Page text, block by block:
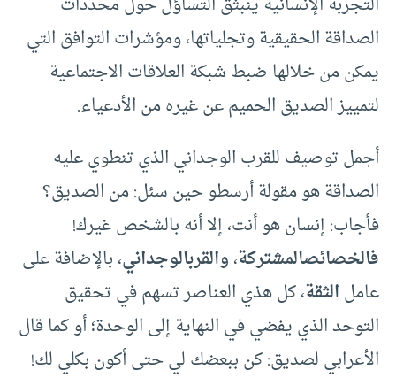
الصداقة الحقيقية وتجلياتها، ومؤشرات التوافق التي
يمكن من خلالها ضبط شبكة العلاقات الاجتماعية
لتمييز الصديق الحميم عن غيره من الأدعياء.
أجمل توصيف للقرب الوجداني الذي تنطوي عليه
الصداقة هو مقولة أرسطو حين سئل: من الصديق؟
فأجاب: إنسان هو أنت، إلا أنه بالشخص غيرك!
فالخصائصالمشتركة،والقربالوجداني، بالإضافة على
عاملالثقة، كل هذي العناصر تسهم في تحقيق
التوحد الذي يفضي في النهاية إلى الوحدة؛ أو كما قال
الأعرابي لصديق: كن ببعضك لي حتى أكون بكلي لك!